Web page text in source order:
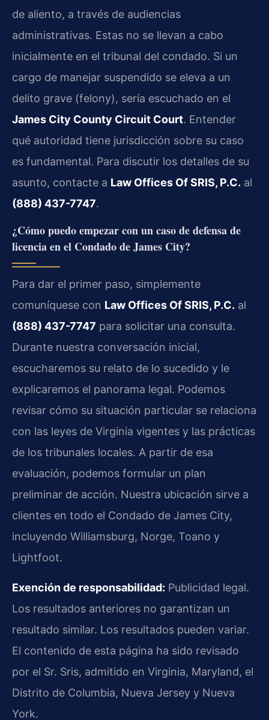
de aliento, a través de audiencias
administrativas. Estas no se llevan a cabo
inicialmente en el tribunal del condado. Si un
cargo de manejar suspendido se eleva a un
delito grave (felony), sería escuchado en el
James City County Circuit Court. Entender
qué autoridad tiene jurisdicción sobre su caso
es fundamental. Para discutir los detalles de su
asunto, contacte a Law Offices Of SRIS, P.C. al
(888) 437-7747.
¿Cómo puedo empezar con un caso de defensa de
licencia en el Condado de James City?
Para dar el primer paso, simplemente
comuníquese con Law Offices Of SRIS, P.C. al
(888) 437-7747 para solicitar una consulta.
Durante nuestra conversación inicial,
escucharemos su relato de lo sucedido y le
explicaremos el panorama legal. Podemos
revisar cómo su situación particular se relaciona
con las leyes de Virginia vigentes y las prácticas
de los tribunales locales. A partir de esa
evaluación, podemos formular un plan
preliminar de acción. Nuestra ubicación sirve a
clientes en todo el Condado de James City,
incluyendo Williamsburg, Norge, Toano y
Lightfoot.
Exención de responsabilidad: Publicidad legal.
Los resultados anteriores no garantizan un
resultado similar. Los resultados pueden variar.
El contenido de esta página ha sido revisado
por el Sr. Sris, admitido en Virginia, Maryland, el
Distrito de Columbia, Nueva Jersey y Nueva
York.